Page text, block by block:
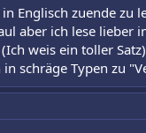
Englisch zuende zu
aber ich lese lieber
weis ein toller
schräge Typen zu